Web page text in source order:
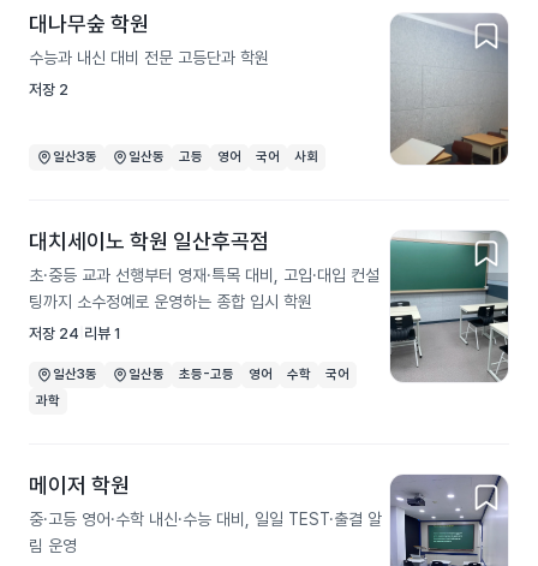
대나무숲 학원
수능과 내신 대비 전문 고등단과 학원
저장 2
일산3동 일산동 고등 영어 국어 사회
대치세이노 학원 일산후곡점
초·중등 교과 선행부터 영재·특목 대비, 고입·대입 컨설
팅까지 소수정예로 운영하는 종합 입시 학원
저장 24 리뷰 1
일산3동 일산동 초등-고등 영어 수학
국어
과학
메이저 학원
중·고등 영어·수학 내신·수능 대비, 일일 TEST·출결 알
림 운영